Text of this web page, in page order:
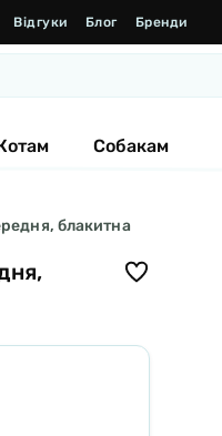
Відгуки Блог Бренди
Собакам
блакитна